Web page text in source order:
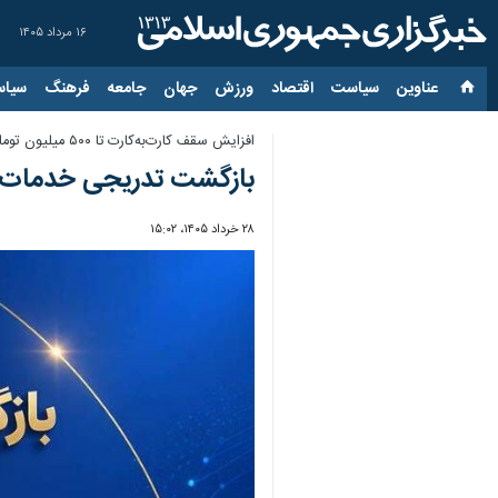
۱۶ مرداد ۱۴۰۵
عناوین‌ سیاست اقتصاد ورزش جهان جامعه فرهنگ
افزایش سقف کارت‌به‌کارت تا ۵۰۰ میلیون تومان
بازگشت تدریجی خدمات
۲۸ خرداد ۱۴۰۵، ۱۵:۰۲